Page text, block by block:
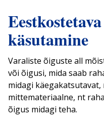
käsutamine
Varaliste õiguste all
või õigusi, mida saab
midagi käegakatsutavat,
mittemateriaalne, nt
õigus midagi teha.